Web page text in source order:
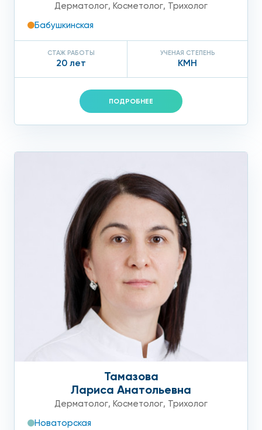
Дерматолог, Косметолог, Трихолог
Бабушкинская
СТАЖ РАБОТЫ
20 лет
УЧЕНАЯ СТЕПЕНЬ
КМН
ПОДРОБНЕЕ
Тамазова
Лариса Анатольевна
Дерматолог, Косметолог, Трихолог
Новаторская